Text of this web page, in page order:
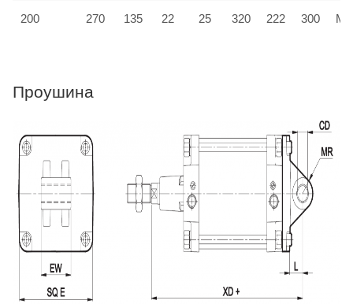
200 270 135 22 25 320 222 300
Проушина